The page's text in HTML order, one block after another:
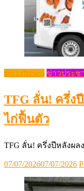
ข่าว (News) ข่าวประช
TFG ลั่น! ครึ่ง
ไก่ฟื้นตัว
TFG ลั่น! ครึ่งปีหลังผ
Posted
07/07/202607/07/2026